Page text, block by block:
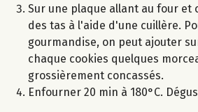
Sur une plaque allant au four et
des tas à l'aide d'une cuillère.
gourmandise, on peut ajouter
chaque cookies quelques
grossièrement concassés.
Enfourner 20 min à 180°C.